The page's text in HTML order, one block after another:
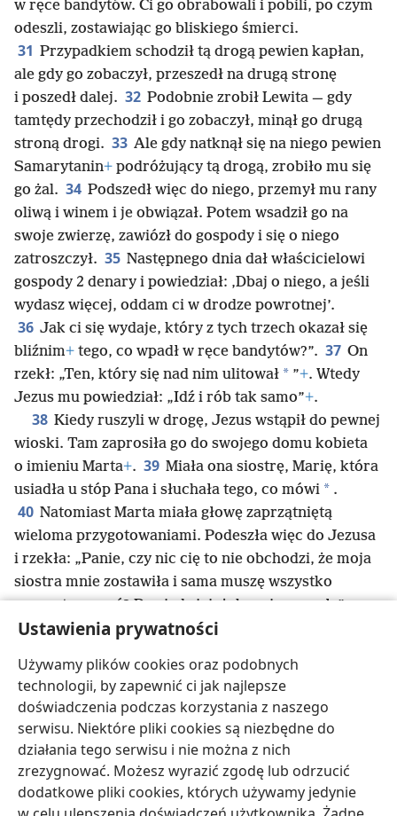
Ustawienia prywatności
Używamy plików cookies oraz podobnych
technologii, by zapewnić ci jak najlepsze
doświadczenia podczas korzystania z naszego
serwisu. Niektóre pliki cookies są niezbędne do
działania tego serwisu i nie można z nich
zrezygnować. Możesz wyrazić zgodę lub odrzucić
dodatkowe pliki cookies, których używamy jedynie
w ręce bandytów. Ci go obrabowali i pobili, po czym
odeszli, zostawiając go bliskiego śmierci.
31 Przypadkiem schodził tą drogą pewien kapłan,
ale gdy go zobaczył, przeszedł na drugą stronę
i poszedł dalej. 32 Podobnie zrobił Lewita — gdy
tamtędy przechodził i go zobaczył, minął go drugą
stroną drogi. 33 Ale gdy natknął się na niego pewien
Samarytanin+ podróżujący tą drogą, zrobiło mu się
go żal. 34 Podszedł więc do niego, przemył mu rany
oliwą i winem i je obwiązał. Potem wsadził go na
swoje zwierzę, zawiózł do gospody i się o niego
zatroszczył. 35 Następnego dnia dał właścicielowi
gospody 2 denary i powiedział: ‚Dbaj o niego, a jeśli
wydasz więcej, oddam ci w drodze powrotnej’.
36 Jak ci się wydaje, który z tych trzech okazał się
bliźnim+ tego, co wpadł w ręce bandytów?”. 37 On
rzekł: „Ten, który się nad nim ulitował * ”+. Wtedy
Jezus mu powiedział: „Idź i rób tak samo”+.
38 Kiedy ruszyli w drogę, Jezus wstąpił do pewnej
wioski. Tam zaprosiła go do swojego domu kobieta
o imieniu Marta+. 39 Miała ona siostrę, Marię, która
usiadła u stóp Pana i słuchała tego, co mówi * .
40 Natomiast Marta miała głowę zaprzątniętą
wieloma przygotowaniami. Podeszła więc do Jezusa
i rzekła: „Panie, czy nic cię to nie obchodzi, że moja
siostra mnie zostawiła i sama muszę wszystko
przygotowywać? Powiedz jej, żeby mi pomogła”.
41 Wtedy Pan jej odpowiedział: „Marto, Marto,
rzeczami. 42 A przecież potrzebujemy niewielu,
może nawet jednej + . Maria wybrała dobrą cząstkę
której nikt jej nie odbierze”.